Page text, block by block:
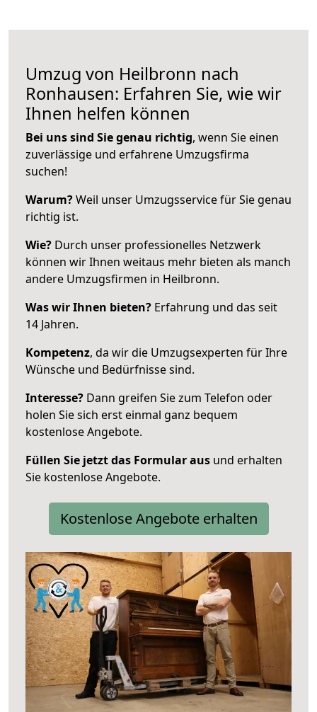
Umzug von Heilbronn nach
Ronhausen: Erfahren Sie, wie wir
Ihnen helfen können
Bei uns sind Sie genau richtig, wenn Sie einen
zuverlässige und erfahrene Umzugsfirma
suchen!
Warum?Weil unser Umzugsservice für Sie genau
richtig ist.
Wie? Durch unser professionelles Netzwerk
können wir Ihnen weitaus mehr bieten als manch
andere Umzugsfirmen in Heilbronn.
Was wir Ihnen bieten? Erfahrung und das seit
14 Jahren.
Kompetenz, da wir die Umzugsexperten für Ihre
Wünsche und Bedürfnisse sind.
Interesse? Dann greifen Sie zum Telefon oder
holen Sie sich erst einmal ganz bequem
kostenlose Angebote.
Füllen Sie jetzt das Formular aus und erhalten
Sie kostenlose Angebote.
Kostenlose Angebote erhalten